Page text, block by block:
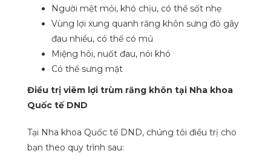
Người mệt mỏi, khó chịu, có thể sốt nhẹ
Vùng lợi xung quanh răng khôn sưng đỏ gây
đau nhiều, có thể có mủ
Miệng hôi, nuốt đau, nói khó
Có thể sưng mặt
Điều trị viêm lợi trùm răng khôn tại Nha khoa
Quốc tế DND
Tại Nha khoa Quốc tế DND, chúng tôi điều trị cho
bạn theo quy trình sau: